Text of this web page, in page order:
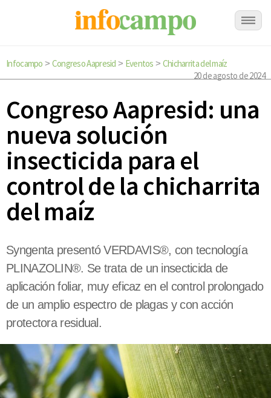
Infocampo > Congreso Aapresid > Eventos > Chicharrita del maíz
20 de agosto de 2024
Congreso Aapresid: una
nueva solución
insecticida para el
control de la chicharrita
del maíz
Syngenta presentó VERDAVIS®, con tecnología
PLINAZOLIN®. Se trata de un insecticida de
aplicación foliar, muy eficaz en el control prolongado
de un amplio espectro de plagas y con acción
protectora residual.